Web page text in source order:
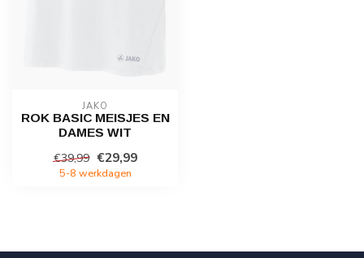
JAKO
ROK BASIC MEISJES EN
DAMES WIT
€39,99 €29,99
5-8 werkdagen